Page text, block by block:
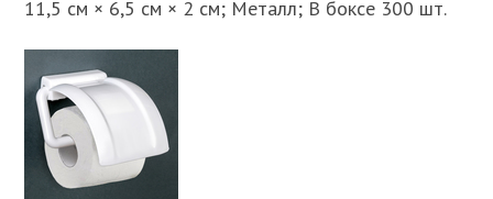
11,5 см × 6,5 см × 2 см; Металл; В боксе 300 шт.